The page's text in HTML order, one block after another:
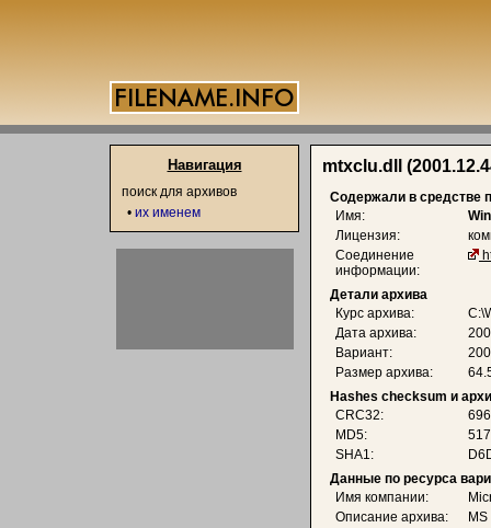
mtxclu.dll
Содержали в средстве
Имя:
Лицензия:
Соединение
информации:
Детали архива
Курс архива:
Дата архива:
Вариант:
Размер архива:
Hashes checksum и
CRC32:
MD5:
SHA1:
Данные по ресурса
Имя компании:
Описание архива:
Навигация
поиск для архивов
• их именем